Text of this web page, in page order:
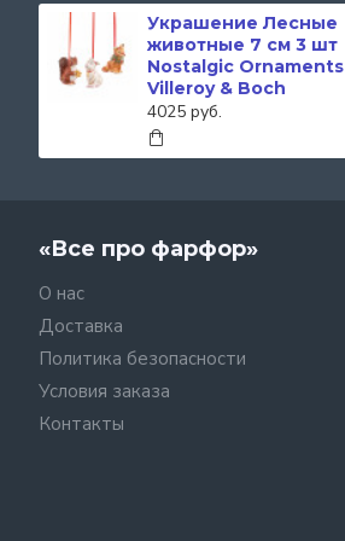
Украшение Лесные
животные 7 см 3 шт
Nostalgic Ornaments
Villeroy & Boch
4025 руб.
«Все про фарфор»
О нас
Доставка
Политика безопасности
Условия заказа
Контакты